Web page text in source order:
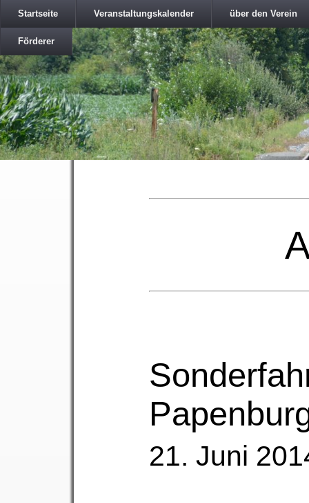
Startseite Veranstaltungskalender über den Verein
Förderer
21. Juni